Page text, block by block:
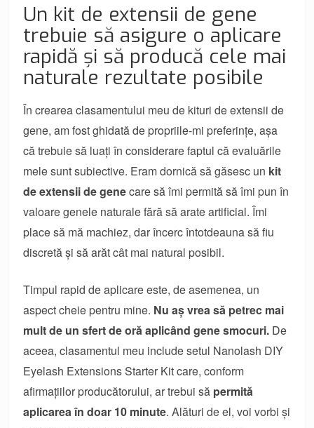
Un kit de extensii de gene
trebuie să asigure o aplicare
rapidă și să producă cele mai
naturale rezultate posibile
În crearea clasamentului meu de kituri de extensii de
gene, am fost ghidată de propriile-mi preferințe, așa
că trebuie să luați în considerare faptul că evaluările
mele sunt subiective. Eram dornică să găsesc un kit
de extensii de genecare să îmi permită să îmi pun în
valoare genele naturale fără să arate artificial. Îmi
place să mă machiez, dar încerc întotdeauna să fiu
discretă și să arăt cât mai natural posibil.
Timpul rapid de aplicare este, de asemenea, un
aspect cheie pentru mine. Nu aș vrea să petrec mai
mult de un sfert de oră aplicând gene smocuri. De
aceea, clasamentul meu include setul Nanolash DIY
Eyelash Extensions Starter Kit care, conform
afirmațiilor producătorului, ar trebui să permită
aplicarea în doar 10 minute. Alături de el, voi vorbi și